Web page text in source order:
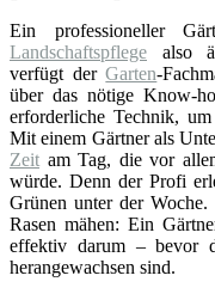
Ein professioneller
Landschaftspflege also
verfügt derGarten-
über das nötige Know-
erforderliche Technik,
Mit einem Gärtner als
Zeit am Tag, die vor
würde. Denn der Profi
Grünen unter der Woche.
Rasen mähen: Ein
effektiv darum – bevor
herangewachsen sind.